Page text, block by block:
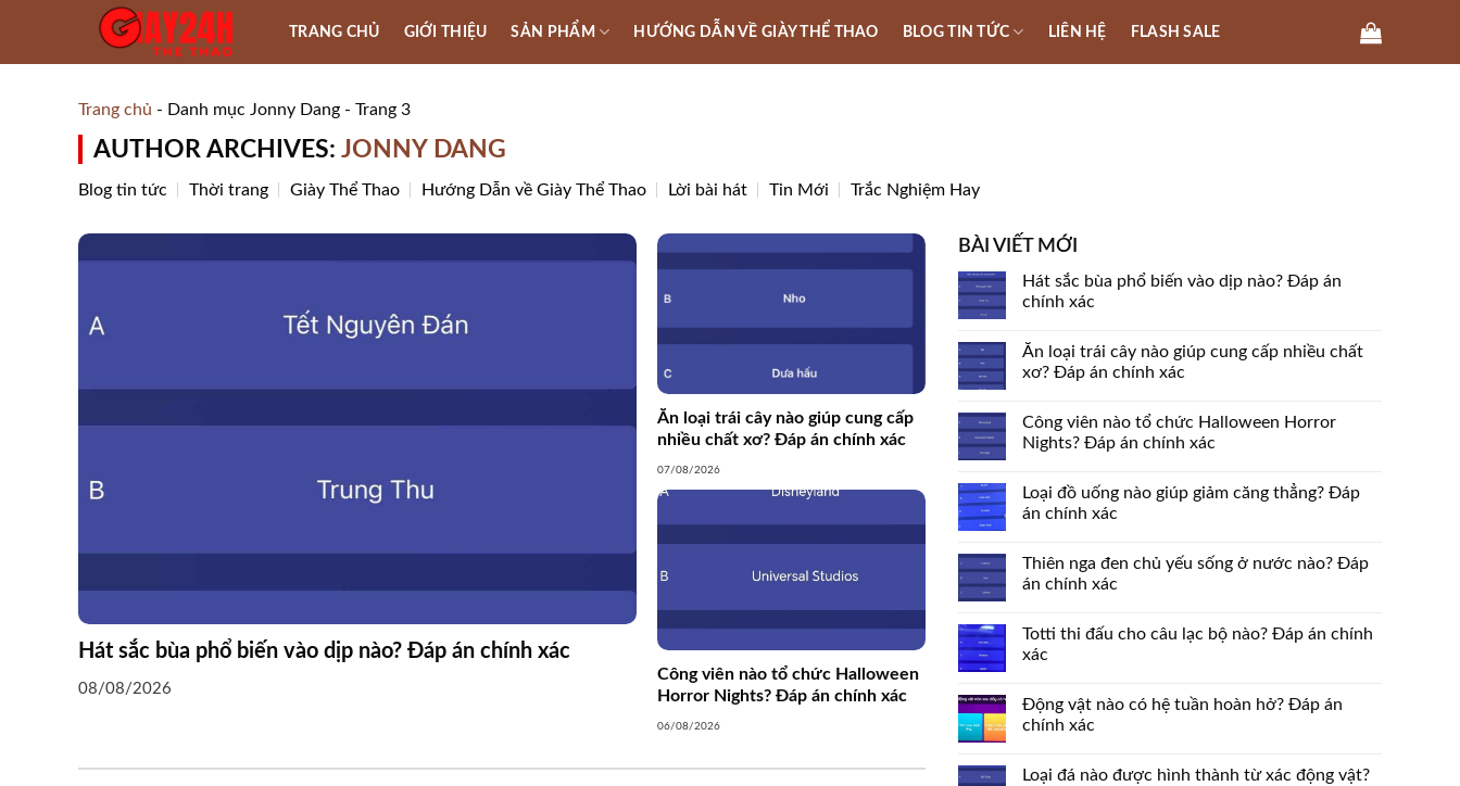
content
TRANG CHỦ GIỚI THIỆU SẢN PHẨM HƯỚNG DẪN VỀ GIÀY THỂ THAO BLOG TIN TỨC LIÊN HỆ FLASH SALE
Trang chủ - Danh mục Jonny Dang - Trang 3
AUTHOR ARCHIVES: JONNY DANG
Blog tin tức Thời trang Giày Thể Thao Hướng Dẫn về Giày Thể Thao Lời bài hát Tin Mới Trắc Nghiệm Hay
Hát sắc bùa phổ biến vào dịp nào? Đáp án chính xác
08/08/2026
Ăn loại trái cây nào giúp cung cấp
nhiều chất xơ? Đáp án chính xác
07/08/2026
Công viên nào tổ chức Halloween
Horror Nights? Đáp án chính xác
06/08/2026
BÀI VIẾT MỚI
Hát sắc bùa phổ biến vào dịp nào? Đáp án
chính xác
Ăn loại trái cây nào giúp cung cấp nhiều chất
xơ? Đáp án chính xác
Công viên nào tổ chức Halloween Horror
Nights? Đáp án chính xác
Loại đồ uống nào giúp giảm căng thẳng? Đáp
án chính xác
Thiên nga đen chủ yếu sống ở nước nào? Đáp
án chính xác
Totti thi đấu cho câu lạc bộ nào? Đáp án chính
xác
Động vật nào có hệ tuần hoàn hở? Đáp án
chính xác
Loại đá nào được hình thành từ xác động vật?